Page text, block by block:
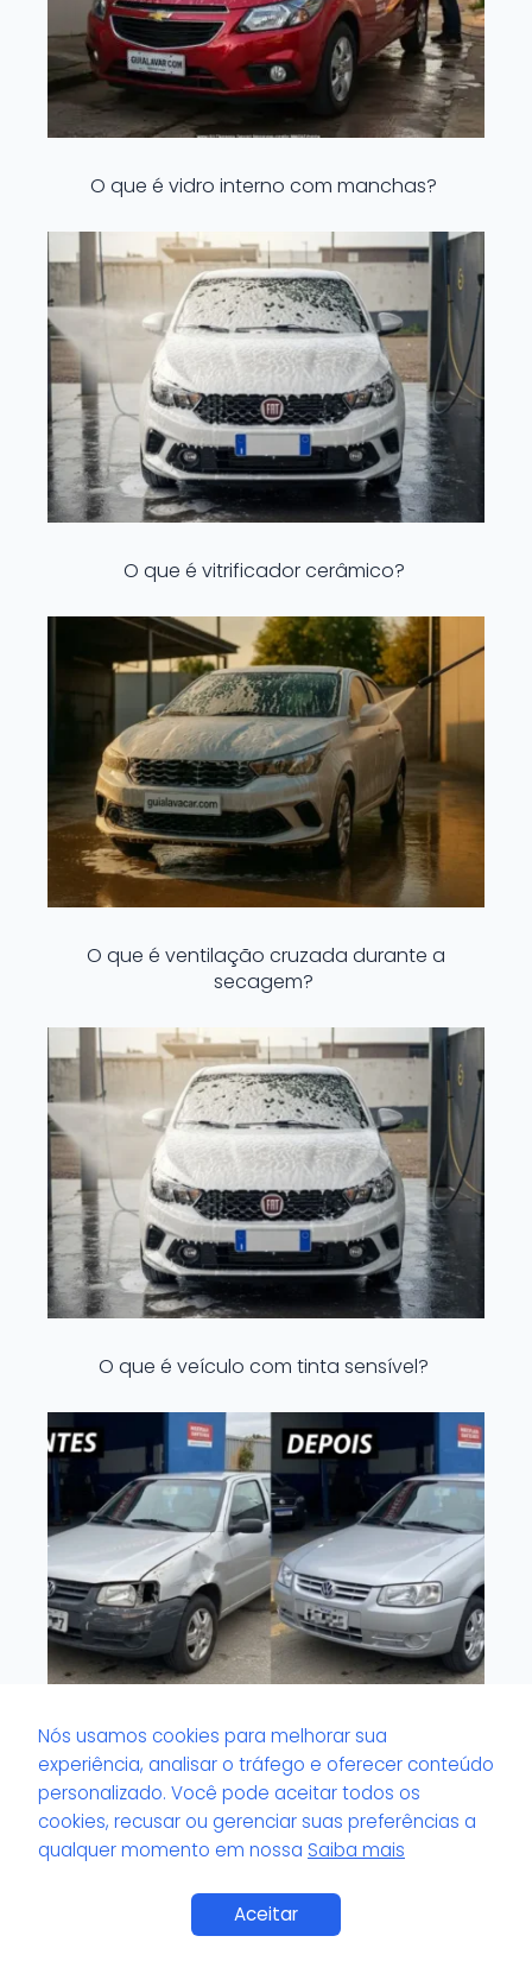
O que é vidro interno com manchas?
O que é vitrificador cerâmico?
O que é ventilação cruzada durante a
secagem?
O que é veículo com tinta sensível?
O que é valor de pH no verniz?
Nós usamos cookies para melhorar sua
experiência, analisar o tráfego e oferecer conteúdo
personalizado. Você pode aceitar todos os
cookies, recusar ou gerenciar suas preferências a
qualquer momento em nossa Saiba mais
Aceitar